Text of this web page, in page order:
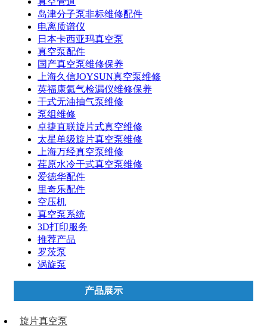
岛津分子泵非标维修配件
电离质谱仪
日本卡西亚玛真空泵
真空泵配件
国产真空泵维修保养
上海久信JOYSUN真空泵维修
英福康氦气检漏仪维修保养
干式无油抽气泵维修
泵组维修
卓捷直联旋片式真空维修
太星单级旋片真空泵维修
上海万经真空泵维修
荏原水冷干式真空泵维修
爱德华配件
里奇乐配件
空压机
真空泵系统
3D打印服务
推荐产品
罗茨泵
涡旋泵
产品展示
旋片真空泵